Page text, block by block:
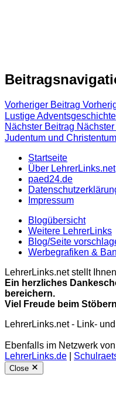
Vorheriger Beitrag
Lustige
Nächster Beitrag
Judentum und
Startseite
Über LehrerLinks.net
paed24.de
Impressum
Blogübersicht
Weitere LehrerLinks
Blog/Seite
Werbegrafiken &
LehrerLinks.net stellt
Ein herzliches
bereichern.
Viel Freude beim
LehrerLinks.net - Link-
Ebenfalls im Netzwerk von
LehrerLinks.de
Close